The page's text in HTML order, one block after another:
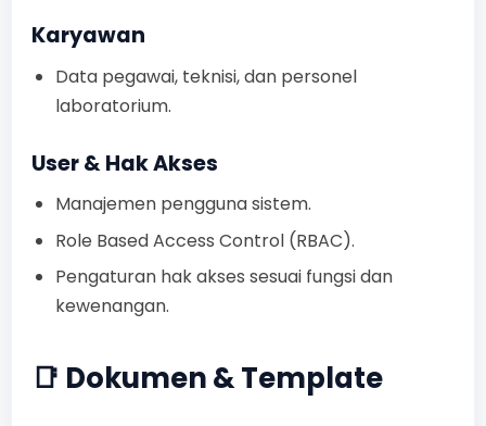
Karyawan
Data pegawai, teknisi, dan personel
laboratorium.
User & Hak Akses
Manajemen pengguna sistem.
Role Based Access Control (RBAC).
Pengaturan hak akses sesuai fungsi dan
kewenangan.
📑 Dokumen & Template